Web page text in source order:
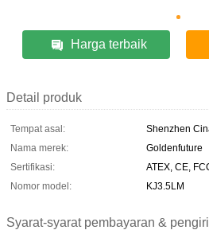
Harga terbaik
Detail produk
Tempat asal:
Shenzhen
Nama merek:
Goldenfuture
Sertifikasi:
ATEX, CE,
Nomor model:
KJ3.5LM
Syarat-syarat pembayaran &